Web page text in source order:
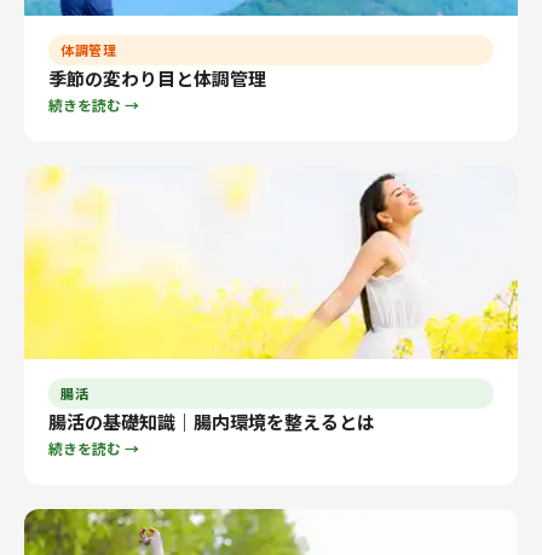
体調管理
季節の変わり目と体調管理
続きを読む →
腸活
腸活の基礎知識｜腸内環境を整えるとは
続きを読む →